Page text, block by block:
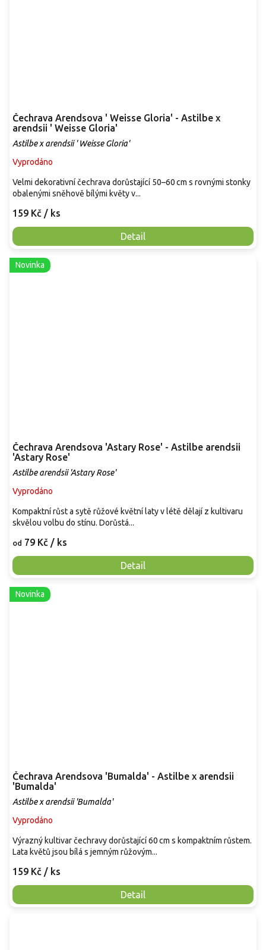
Čechrava Arendsova ' Weisse Gloria' - Astilbe x
arendsii ' Weisse Gloria'
Astilbe x arendsii ' Weisse Gloria'
Vyprodáno
159 Kč / ks
Detail
Velmi dekorativní čechrava dorůstající 50–60 cm s rovnými stonky
obalenými sněhově bílými květy v...
Novinka
Čechrava Arendsova 'Astary Rose' - Astilbe arendsii
'Astary Rose'
Astilbe arendsii 'Astary Rose'
Vyprodáno
od 79 Kč / ks
Detail
Kompaktní růst a sytě růžové květní laty v létě dělají z kultivaru
skvělou volbu do stínu. Dorůstá...
Novinka
Čechrava Arendsova 'Bumalda' - Astilbe x arendsii
'Bumalda'
Astilbe x arendsii 'Bumalda'
Vyprodáno
159 Kč / ks
Detail
Výrazný kultivar čechravy dorůstající 60 cm s kompaktním růstem.
Lata květů jsou bílá s jemným růžovým...